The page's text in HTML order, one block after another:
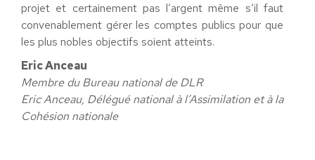
projet et certainement pas l’argent même s’il faut
convenablement gérer les comptes publics pour que
les plus nobles objectifs soient atteints.
Eric Anceau
Membre du Bureau national de DLR
Eric Anceau, Délégué national à l’Assimilation et à la
Cohésion nationale